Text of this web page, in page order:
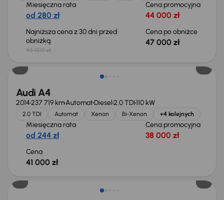
Miesięczna rata
od 280 zł
Cena promocyjna
44 000 zł
Najniższa cena z 30 dni przed
obniżką
45 000 zł
Cena po obniżce
47 000 zł
Audi A4
2014237 719 kmAutomatDiesel2.0 TDI110 kW
2.0 TDI Automat Xenon Bi-Xenon +4 kolejnych
Miesięczna rata
od 244 zł
Cena promocyjna
38 000 zł
Cena
41 000 zł